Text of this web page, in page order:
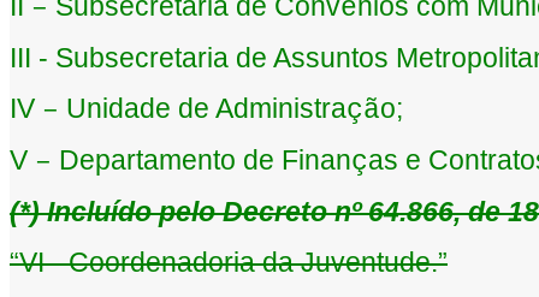
II – Subsecretaria de Convênios com
III - Subsecretaria de Assuntos
IV – Unidade de Administração;
V – Departamento de Finanças e
(*) Incluído pelo Decreto nº 64.866, de
“VI - Coordenadoria da Juventude.”